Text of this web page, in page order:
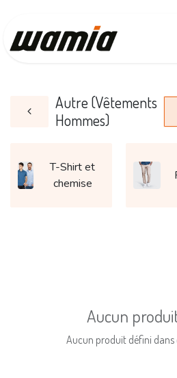
Autre (Vêtements
Hommes)
T-Shirt et
chemise
Aucun
Aucun produit défini dans